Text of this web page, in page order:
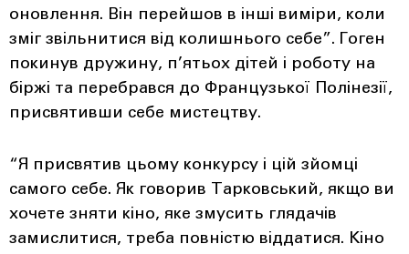
оновлення. Він перейшов в інші виміри, коли
зміг звільнитися від колишнього себе”. Гоген
покинув дружину, п’ятьох дітей і роботу на
біржі та перебрався до Французької Полінезії,
присвятивши себе мистецтву.
“Я присвятив цьому конкурсу і цій зйомці
самого себе. Як говорив Тарковський, якщо ви
хочете зняти кіно, яке змусить глядачів
замислитися, треба повністю віддатися. Кіно